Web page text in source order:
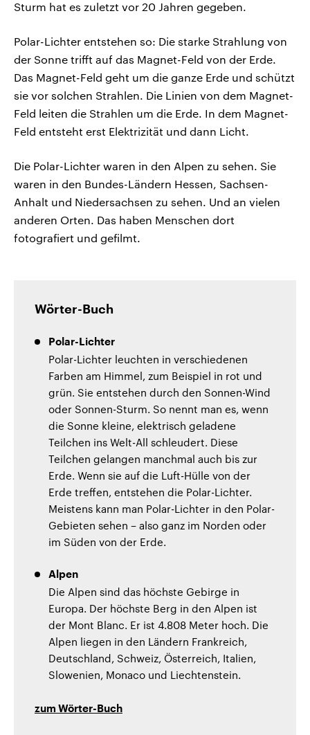
Sturm hat es zuletzt vor 20 Jahren gegeben.
Polar-Lichter entstehen so: Die starke Strahlung von
der Sonne trifft auf das Magnet-Feld von der Erde.
Das Magnet-Feld geht um die ganze Erde und schützt
sie vor solchen Strahlen. Die Linien von dem Magnet-
Feld leiten die Strahlen um die Erde. In dem Magnet-
Feld entsteht erst Elektrizität und dann Licht.
Die Polar-Lichter waren in den Alpen zu sehen. Sie
waren in den Bundes-Ländern Hessen, Sachsen-
Anhalt und Niedersachsen zu sehen. Und an vielen
anderen Orten. Das haben Menschen dort
fotografiert und gefilmt.
Wörter-Buch
Polar-Lichter
Polar-Lichter leuchten in verschiedenen
Farben am Himmel, zum Beispiel in rot und
grün. Sie entstehen durch den Sonnen-Wind
oder Sonnen-Sturm. So nennt man es, wenn
die Sonne kleine, elektrisch geladene
Teilchen ins Welt-All schleudert. Diese
Teilchen gelangen manchmal auch bis zur
Erde. Wenn sie auf die Luft-Hülle von der
Erde treffen, entstehen die Polar-Lichter.
Meistens kann man Polar-Lichter in den Polar-
Gebieten sehen – also ganz im Norden oder
im Süden von der Erde.
Alpen
Die Alpen sind das höchste Gebirge in
Europa. Der höchste Berg in den Alpen ist
der Mont Blanc. Er ist 4.808 Meter hoch. Die
Alpen liegen in den Ländern Frankreich,
Deutschland, Schweiz, Österreich, Italien,
Slowenien, Monaco und Liechtenstein.
zum Wörter-Buch